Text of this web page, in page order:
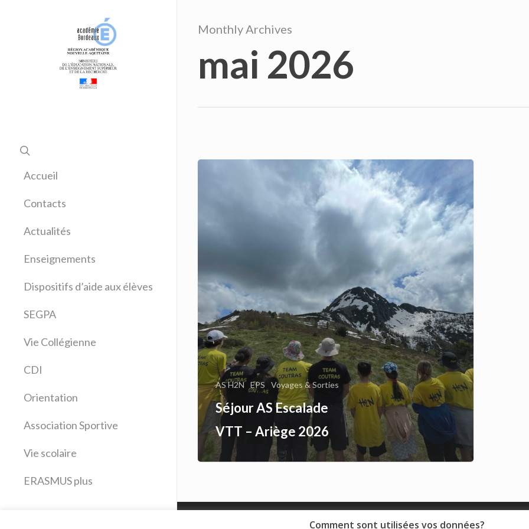
Accueil
Contacts
Actualités
Enseignements
Allemand
Anglais
Arts plastiques
Education musicale
Espagnol
Français
Latin
Sciences physiques
Technologie
Dispositifs d’aide aux élèves
SEGPA
Vie Collégienne
CDI
Orientation
Association Sportive
Vie scolaire
ERASMUS plus
Monthly Archives
mai 2026
AS H2N EPS Voyages & Sorties
Séjour AS Escalade
VTT – Ariège 2026
© 2018 - Collège Henri de Navarre |Mentions légales
Comment sont utilisées vos données?